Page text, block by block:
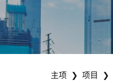
主项 ❯ 项目 ❯